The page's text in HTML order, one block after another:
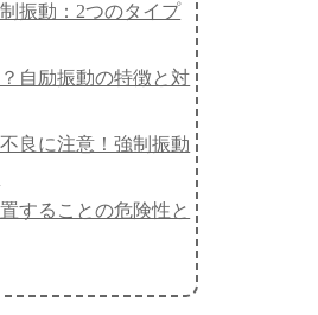
振動：2つのタイプ
自励振動の特徴と対
良に注意！強制振動
することの危険性と